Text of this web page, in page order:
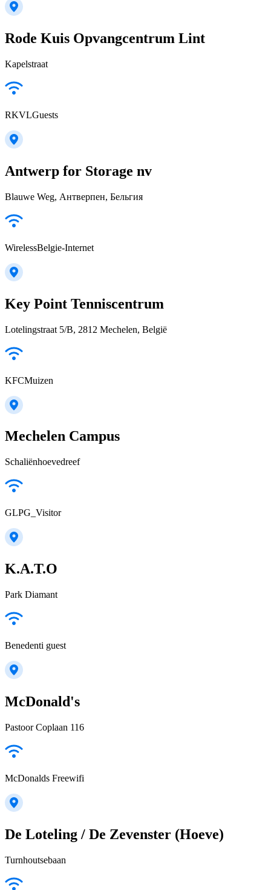
Rode Kuis Opvangcentrum Lint
Kapelstraat
RKVLGuests
Antwerp for Storage nv
Blauwe Weg, Антверпен, Бельгия
WirelessBelgie-Internet
Key Point Tenniscentrum
Lotelingstraat 5/B, 2812 Mechelen, België
KFCMuizen
Mechelen Campus
Schaliënhoevedreef
GLPG_Visitor
K.A.T.O
Park Diamant
Benedenti guest
McDonald's
Pastoor Coplaan 116
McDonalds Freewifi
De Loteling / De Zevenster (Hoeve)
Turnhoutsebaan